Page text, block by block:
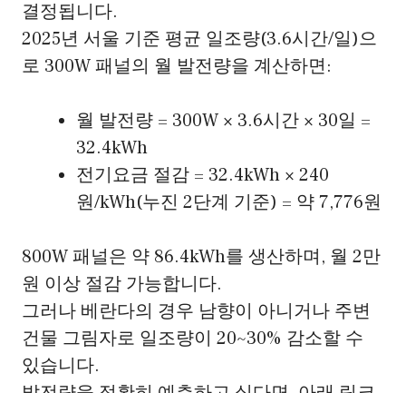
결정됩니다.
2025년 서울 기준 평균 일조량(3.6시간/일)으
로 300W 패널의 월 발전량을 계산하면:
월 발전량 = 300W × 3.6시간 × 30일 =
32.4kWh
전기요금 절감 = 32.4kWh × 240
원/kWh(누진 2단계 기준) = 약 7,776원
800W 패널은 약 86.4kWh를 생산하며, 월 2만
원 이상 절감 가능합니다.
그러나 베란다의 경우 남향이 아니거나 주변
건물 그림자로 일조량이 20~30% 감소할 수
있습니다.